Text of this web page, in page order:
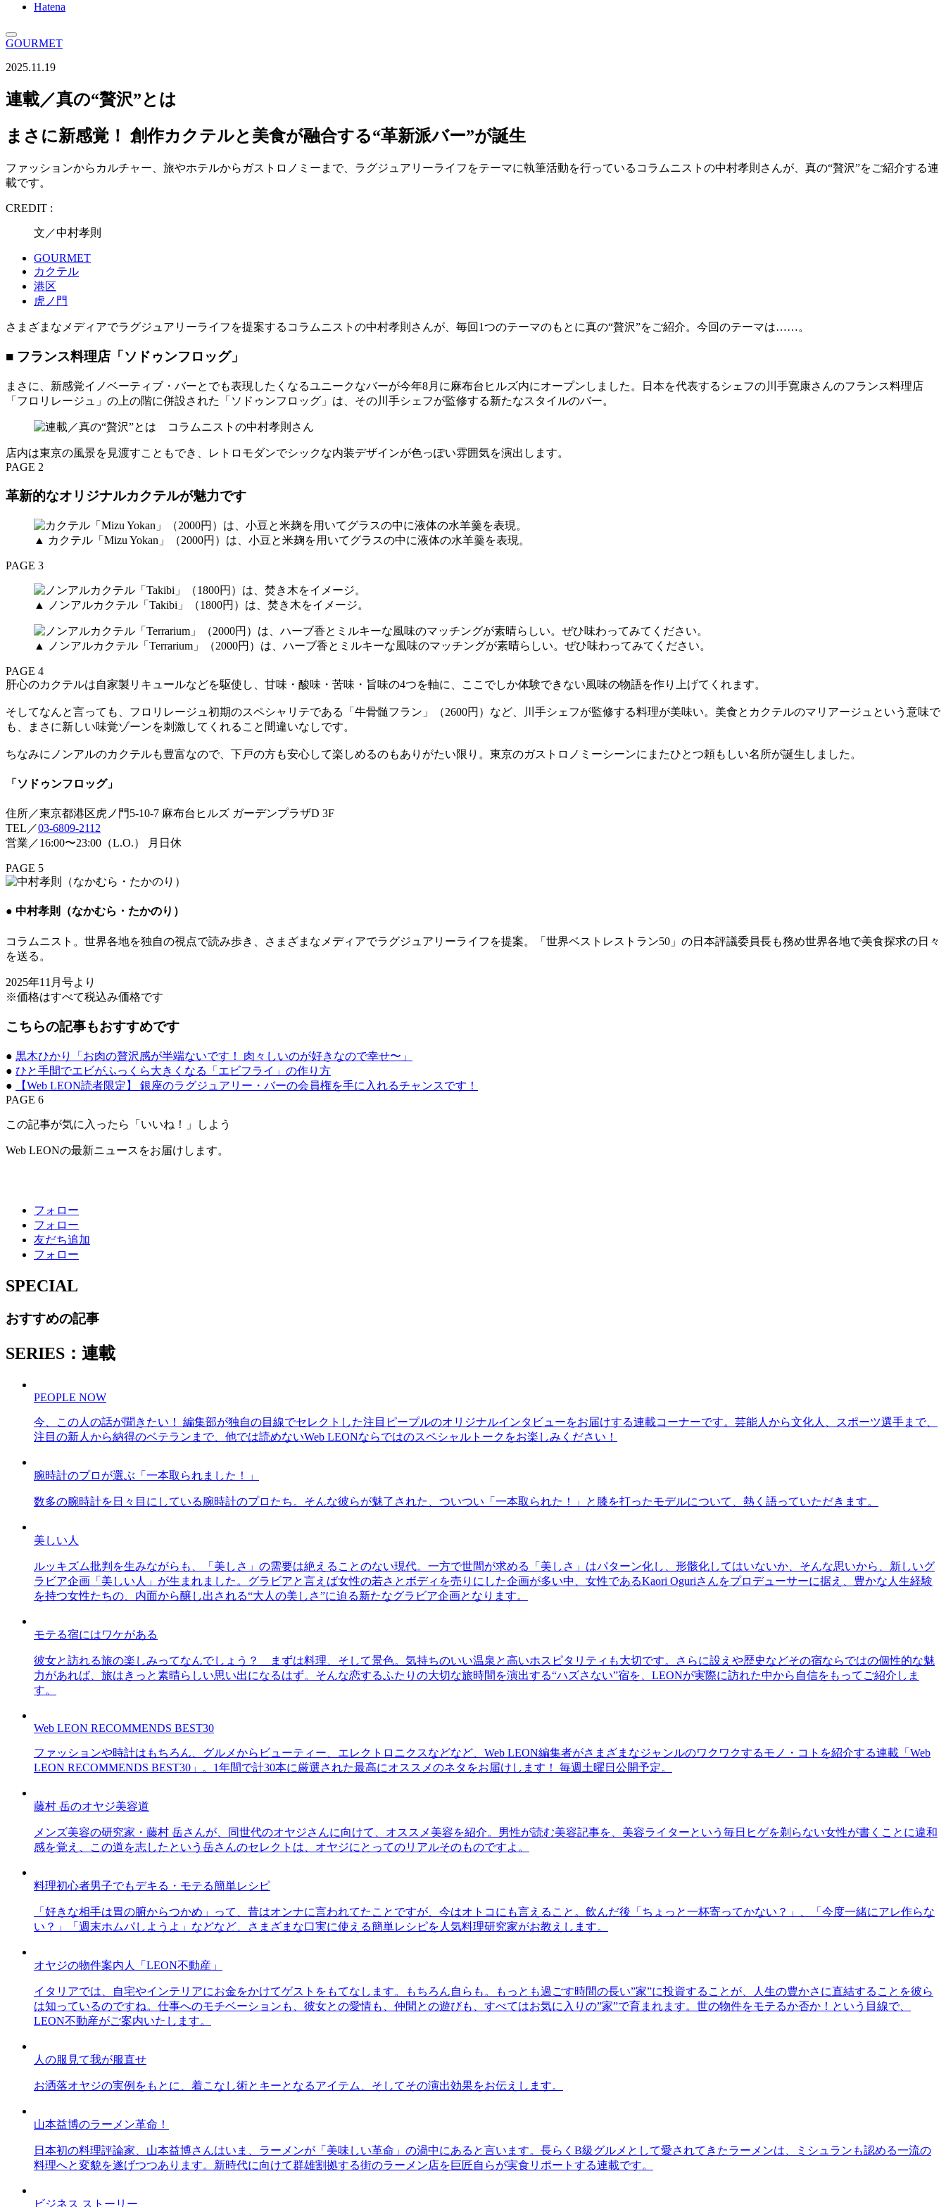
Hatena
GOURMET
2025.11.19
連載／真の“贅沢”とは
まさに新感覚！ 創作カクテルと美食が融合する“革新派バー”が誕生
ファッションからカルチャー、旅やホテルからガストロノミーまで、ラグジュアリーライフをテーマに執筆活動を行っているコラムニストの中村孝則さんが、真の“贅沢”をご紹介する連
載です。
CREDIT :
文／中村孝則
GOURMET
カクテル
港区
虎ノ門
さまざまなメディアでラグジュアリーライフを提案するコラムニストの中村孝則さんが、毎回1つのテーマのもとに真の“贅沢”をご紹介。今回のテーマは……。
■ フランス料理店「ソドゥンフロッグ」
まさに、新感覚イノベーティブ・バーとでも表現したくなるユニークなバーが今年8月に麻布台ヒルズ内にオープンしました。日本を代表するシェフの川手寛康さんのフランス料理店
「フロリレージュ」の上の階に併設された「ソドゥンフロッグ」は、その川手シェフが監修する新たなスタイルのバー。
店内は東京の風景を見渡すこともでき、レトロモダンでシックな内装デザインが色っぽい雰囲気を演出します。
PAGE 2
革新的なオリジナルカクテルが魅力です
▲ カクテル「Mizu Yokan」（2000円）は、小豆と米麹を用いてグラスの中に液体の水羊羹を表現。
PAGE 3
▲ ノンアルカクテル「Takibi」（1800円）は、焚き木をイメージ。
▲ ノンアルカクテル「Terrarium」（2000円）は、ハーブ香とミルキーな風味のマッチングが素晴らしい。ぜひ味わってみてください。
PAGE 4
肝心のカクテルは自家製リキュールなどを駆使し、甘味・酸味・苦味・旨味の4つを軸に、ここでしか体験できない風味の物語を作り上げてくれます。
そしてなんと言っても、フロリレージュ初期のスペシャリテである「牛骨髄フラン」（2600円）など、川手シェフが監修する料理が美味い。美食とカクテルのマリアージュという意味で
も、まさに新しい味覚ゾーンを刺激してくれること間違いなしです。
ちなみにノンアルのカクテルも豊富なので、下戸の方も安心して楽しめるのもありがたい限り。東京のガストロノミーシーンにまたひとつ頼もしい名所が誕生しました。
「ソドゥンフロッグ」
住所／東京都港区虎ノ門5-10-7 麻布台ヒルズ ガーデンプラザD 3F
TEL／03-6809-2112
営業／16:00〜23:00（L.O.） 月日休
PAGE 5
● 中村孝則（なかむら・たかのり）
コラムニスト。世界各地を独自の視点で読み歩き、さまざまなメディアでラグジュアリーライフを提案。「世界ベストレストラン50」の日本評議委員長も務め世界各地で美食探求の日々
を送る。
2025年11月号より
※価格はすべて税込み価格です
こちらの記事もおすすめです
● 黒木ひかり「お肉の贅沢感が半端ないです！ 肉々しいのが好きなので幸せ〜」
● ひと手間でエビがふっくら大きくなる「エビフライ」の作り方
●
【Web LEON読者限定】 銀座のラグジュアリー・バーの会員権を手に入れるチャンスです！
PAGE 6
この記事が気に入ったら「いいね！」しよう
Web LEONの最新ニュースをお届けします。
フォロー
フォロー
友だち追加
フォロー
SPECIAL
おすすめの記事
SERIES：連載
PEOPLE NOW
今、この人の話が聞きたい！ 編集部が独自の目線でセレクトした注目ピープルのオリジナルインタビューをお届けする連載コーナーです。芸能人から文化人、スポーツ選手まで、
注目の新人から納得のベテランまで、他では読めないWeb LEONならではのスペシャルトークをお楽しみください！
腕時計のプロが選ぶ「一本取られました！」
数多の腕時計を日々目にしている腕時計のプロたち。そんな彼らが魅了された、ついつい「一本取られた！」と膝を打ったモデルについて、熱く語っていただきます。
美しい人
ルッキズム批判を生みながらも、「美しさ」の需要は絶えることのない現代。一方で世間が求める「美しさ」はパターン化し、形骸化してはいないか、そんな思いから、新しいグ
ラビア企画「美しい人」が生まれました。グラビアと言えば女性の若さとボディを売りにした企画が多い中、女性であるKaori Oguriさんをプロデューサーに据え、豊かな人生経験
を持つ女性たちの、内面から醸し出される“大人の美しさ”に迫る新たなグラビア企画となります。
モテる宿にはワケがある
彼女と訪れる旅の楽しみってなんでしょう？ まずは料理、そして景色。気持ちのいい温泉と高いホスピタリティも大切です。さらに設えや歴史などその宿ならではの個性的な魅
力があれば、旅はきっと素晴らしい思い出になるはず。そんな恋するふたりの大切な旅時間を演出する“ハズさない”宿を、LEONが実際に訪れた中から自信をもってご紹介しま
す。
Web LEON RECOMMENDS BEST30
ファッションや時計はもちろん、グルメからビューティー、エレクトロニクスなどなど、Web LEON編集者がさまざまなジャンルのワクワクするモノ・コトを紹介する連載「Web
LEON RECOMMENDS BEST30」。1年間で計30本に厳選された最高にオススメのネタをお届けします！ 毎週土曜日公開予定。
藤村 岳のオヤジ美容道
メンズ美容の研究家・藤村 岳さんが、同世代のオヤジさんに向けて、オススメ美容を紹介。男性が読む美容記事を、美容ライターという毎日ヒゲを剃らない女性が書くことに違和
感を覚え、この道を志したという岳さんのセレクトは、オヤジにとってのリアルそのものですよ。
料理初心者男子でもデキる・モテる簡単レシピ
「好きな相手は胃の腑からつかめ」って、昔はオンナに言われてたことですが、今はオトコにも言えること。飲んだ後「ちょっと一杯寄ってかない？」、「今度一緒にアレ作らな
い？」「週末ホムパしようよ」などなど、さまざまな口実に使える簡単レシピを人気料理研究家がお教えします。
オヤジの物件案内人「LEON不動産」
イタリアでは、自宅やインテリアにお金をかけてゲストをもてなします。もちろん自らも。もっとも過ごす時間の長い”家”に投資することが、人生の豊かさに直結することを彼ら
は知っているのですね。仕事へのモチベーションも、彼女との愛情も、仲間との遊びも、すべてはお気に入りの”家”で育まれます。世の物件をモテるか否か！という目線で、
LEON不動産がご案内いたします。
人の服見て我が服直せ
お洒落オヤジの実例をもとに、着こなし術とキーとなるアイテム、そしてその演出効果をお伝えします。
山本益博のラーメン革命！
日本初の料理評論家、山本益博さんはいま、ラーメンが「美味しい革命」の渦中にあると言います。長らくB級グルメとして愛されてきたラーメンは、ミシュランも認める一流の
料理へと変貌を遂げつつあります。新時代に向けて群雄割拠する街のラーメン店を巨匠自らが実食リポートする連載です。
ビジネス ストーリー